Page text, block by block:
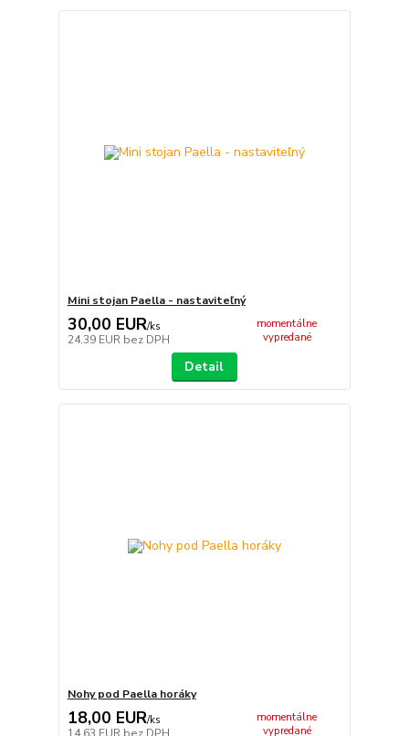
Mini stojan Paella - nastaviteľný
30,00 EUR/ks
24,39 EUR bez DPH
momentálne
vypredané
Detail
Nohy pod Paella horáky
18,00 EUR/ks
14,63 EUR bez DPH
momentálne
vypredané